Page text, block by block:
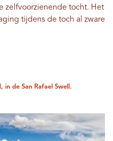
zelfvoorzienende tocht. Het
tijdens de toch al zware
in de San Rafael Swell.